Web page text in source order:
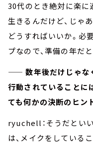
30代のとき絶対に楽に
生きるんだけど、じゃ
どうすればいいか。必
プなので、準備の年だ
—— 数年後だけじゃな
行動されていることに
ても何かの決断のヒン
ryuchell：そうだとい
は、メイクをしている